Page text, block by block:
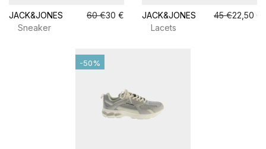
JACK&JONES 60 €30 €
Sneaker
JACK&JONES 45 €22,50 €
Lacets
-50%